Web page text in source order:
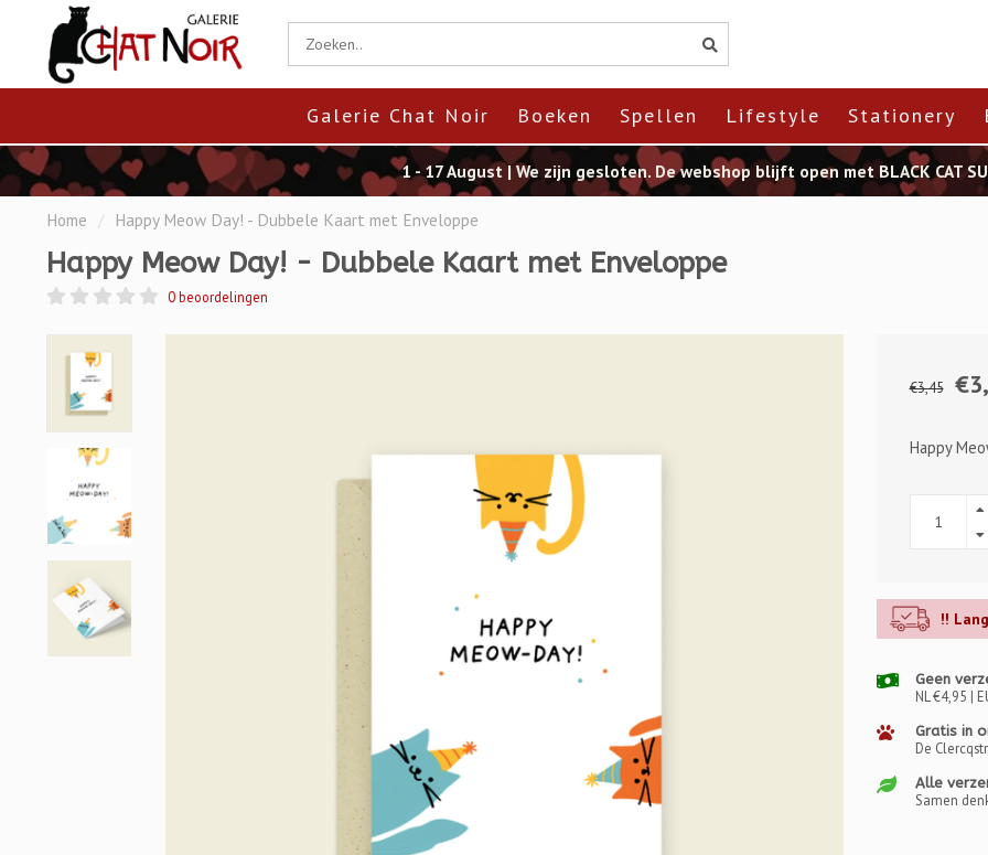
Galerie Chat Noir Boeken Spellen Lifestyle Stationery
1 - 17 August | We zijn gesloten. De webshop blijft open met BLACK CAT
Home / Happy Meow Day! - Dubbele Kaart met Enveloppe
Happy Meow Day! - Dubbele Kaart met Enveloppe
0 beoordelingen
€3,45
Happy
!!
Geen
NL €4,95 |
Gratis in
De
Alle
Samen